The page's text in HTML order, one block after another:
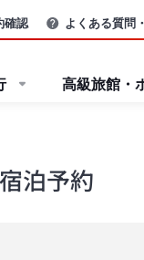
確認 よくある質問
高級旅館・
泊予約